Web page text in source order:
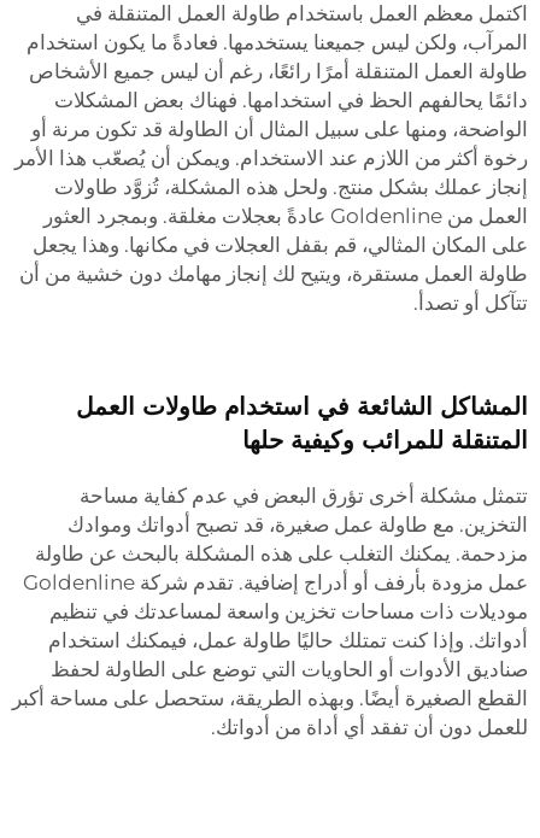
اكتمل معظم العمل باستخدام طاولة العمل المتنقلة في
المرآب، ولكن ليس جميعنا يستخدمها. فعادةً ما يكون استخدام
طاولة العمل المتنقلة أمرًا رائعًا، رغم أن ليس جميع الأشخاص
دائمًا يحالفهم الحظ في استخدامها. فهناك بعض المشكلات
الواضحة، ومنها على سبيل المثال أن الطاولة قد تكون مرنة أو
رخوة أكثر من اللازم عند الاستخدام. ويمكن أن يُصعّب هذا الأمر
إنجاز عملك بشكل منتج. ولحل هذه المشكلة، تُزوَّد طاولات
العمل من Goldenline عادةً بعجلات مغلقة. وبمجرد العثور
على المكان المثالي، قم بقفل العجلات في مكانها. وهذا يجعل
طاولة العمل مستقرة، ويتيح لك إنجاز مهامك دون خشية من أن
تتآكل أو تصدأ.
المشاكل الشائعة في استخدام طاولات العمل
المتنقلة للمرائب وكيفية حلها
تتمثل مشكلة أخرى تؤرق البعض في عدم كفاية مساحة
التخزين. مع طاولة عمل صغيرة، قد تصبح أدواتك وموادك
مزدحمة. يمكنك التغلب على هذه المشكلة بالبحث عن طاولة
عمل مزودة بأرفف أو أدراج إضافية. تقدم شركة Goldenline
موديلات ذات مساحات تخزين واسعة لمساعدتك في تنظيم
أدواتك. وإذا كنت تمتلك حاليًا طاولة عمل، فيمكنك استخدام
صناديق الأدوات أو الحاويات التي توضع على الطاولة لحفظ
القطع الصغيرة أيضًا. وبهذه الطريقة، ستحصل على مساحة أكبر
للعمل دون أن تفقد أي أداة من أدواتك.